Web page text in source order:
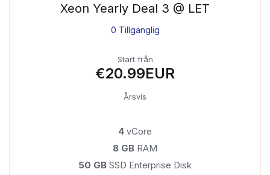
Xeon Yearly Deal 3 @ LET
0 Tillgänglig
Start från
€20.99EUR
Årsvis
4 vCore
8 GB RAM
50 GB SSD Enterprise Disk